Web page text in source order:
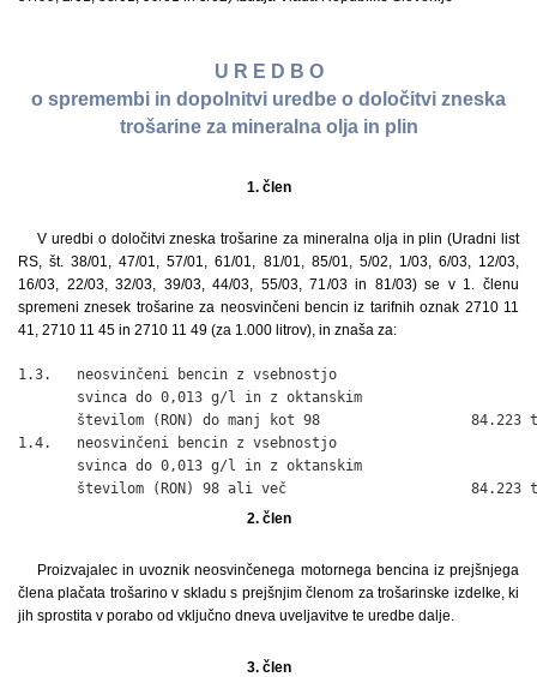
U R E D B O
o spremembi in dopolnitvi uredbe o določitvi zneska
trošarine za mineralna olja in plin
1. člen
V uredbi o določitvi zneska trošarine za mineralna olja in plin (Uradni list
RS, št. 38/01, 47/01, 57/01, 61/01, 81/01, 85/01, 5/02, 1/03, 6/03, 12/03,
16/03, 22/03, 32/03, 39/03, 44/03, 55/03, 71/03 in 81/03) se v 1. členu
spremeni znesek trošarine za neosvinčeni bencin iz tarifnih oznak 2710 11
41, 2710 11 45 in 2710 11 49 (za 1.000 litrov), in znaša za:
1.3.   neosvinčeni bencin z vsebnostjo
       svinca do 0,013 g/l in z oktanskim
številom (RON) do manj kot 98                  84.223
1.4.   neosvinčeni bencin z vsebnostjo
       svinca do 0,013 g/l in z oktanskim
številom (RON) 98 ali več                      84.223
2. člen
Proizvajalec in uvoznik neosvinčenega motornega bencina iz prejšnjega
člena plačata trošarino v skladu s prejšnjim členom za trošarinske izdelke, ki
jih sprostita v porabo od vključno dneva uveljavitve te uredbe dalje.
3. člen